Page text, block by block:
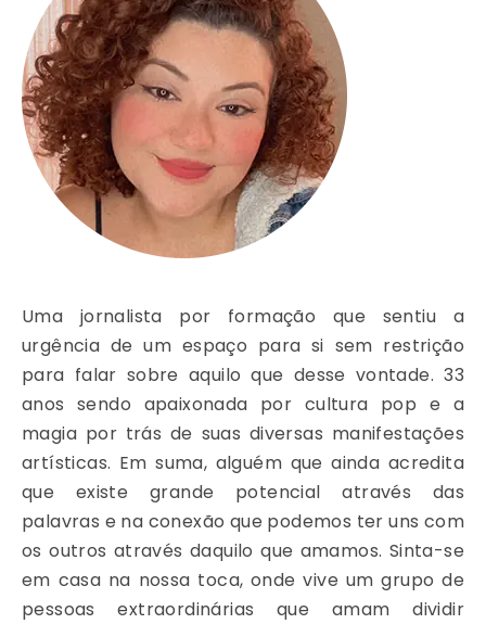
Uma jornalista por formação que sentiu a
urgência de um espaço para si sem restrição
para falar sobre aquilo que desse vontade. 33
anos sendo apaixonada por cultura pop e a
magia por trás de suas diversas manifestações
artísticas. Em suma, alguém que ainda acredita
que existe grande potencial através das
palavras e na conexão que podemos ter uns com
os outros através daquilo que amamos. Sinta-se
em casa na nossa toca, onde vive um grupo de
pessoas extraordinárias que amam dividir